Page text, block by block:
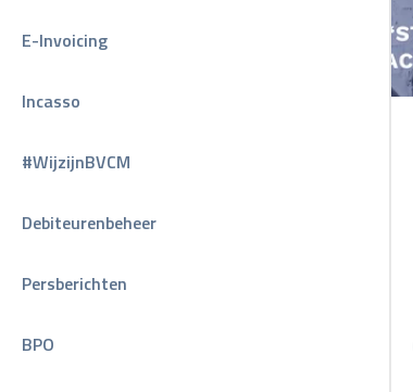
E-Invoicing
Incasso
#WijzijnBVCM
Debiteurenbeheer
Persberichten
BPO